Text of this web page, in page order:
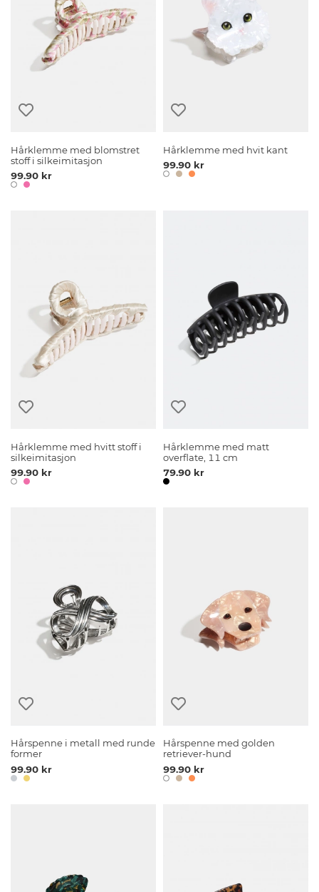
Hårklemme med blomstret
stoff i silkeimitasjon
99.90 kr
Hårklemme med hvit kant
99.90 kr
Hårklemme med hvitt stoff i
silkeimitasjon
99.90 kr
Hårklemme med matt
overflate, 11 cm
79.90 kr
Hårspenne i metall med runde
former
99.90 kr
Hårspenne med golden
retriever-hund
99.90 kr